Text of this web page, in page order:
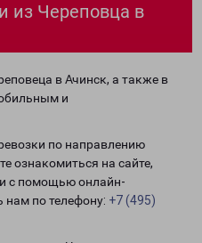
из Череповца в
в Ачинск, а также в
и
по направлению
ознакомиться на сайте,
с помощью онлайн-
нам по телефону: +7 (495)